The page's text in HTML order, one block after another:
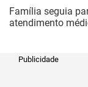
Família seguia
atendimento
Publicidade